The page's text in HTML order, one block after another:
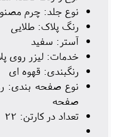
نوع جلد: چرم
رنگ پلاک: طلایی
آستر: سفید
خدمات: لیزر روی
رنگبندی: قهوه ای
نوع صفحه بندی:
صفحه
تعداد در کارتن: 22